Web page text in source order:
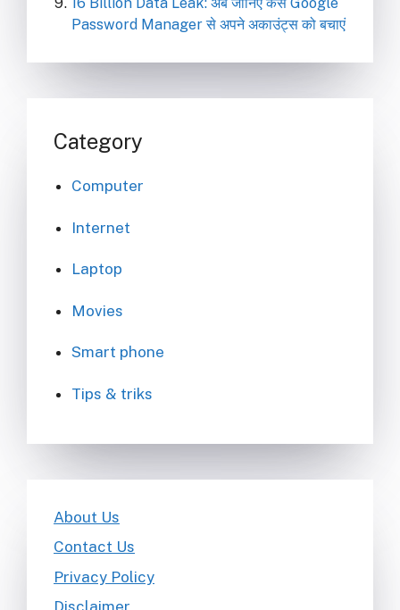
Password Manager से अपने अकाउंट्स को बचाएं
Category
Computer
Internet
Laptop
Movies
Smart phone
Tips & triks
About Us
Contact Us
Privacy Policy